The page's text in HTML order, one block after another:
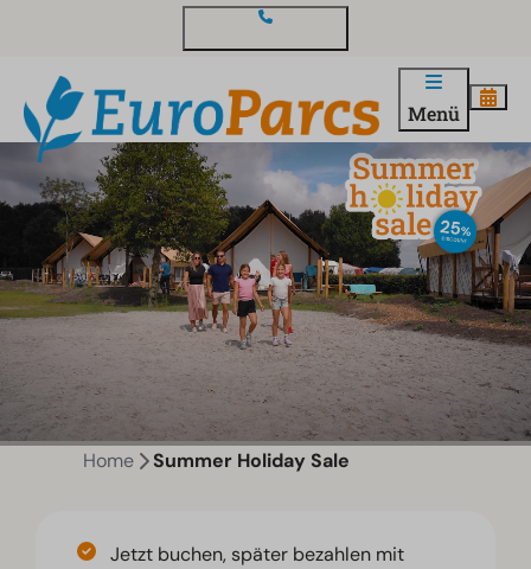
Menü
Home Summer Holiday Sale
Jetzt buchen, später bezahlen mit